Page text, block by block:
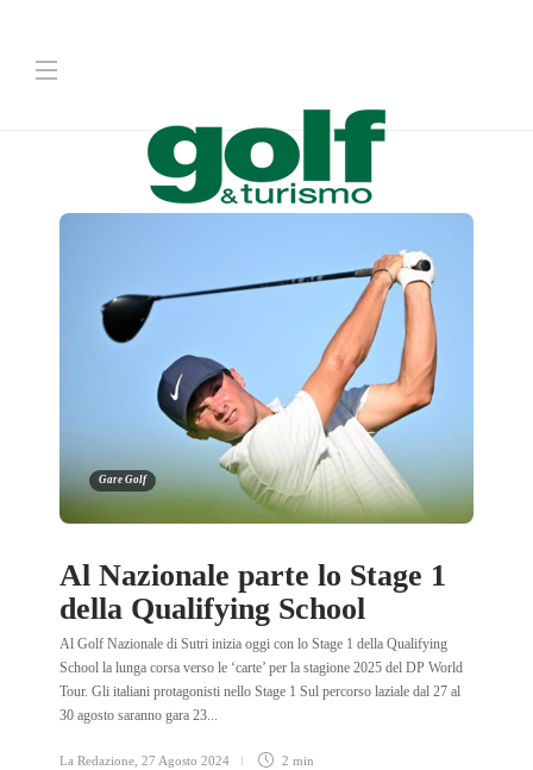
Gare Golf
Al Nazionale parte lo Stage 1
della Qualifying School
Al Golf Nazionale di Sutri inizia oggi con lo Stage 1 della Qualifying
School la lunga corsa verso le ‘carte’ per la stagione 2025 del DP World
Tour. Gli italiani protagonisti nello Stage 1 Sul percorso laziale dal 27 al
30 agosto saranno gara 23...
La Redazione 27 Agosto 2024 2 min